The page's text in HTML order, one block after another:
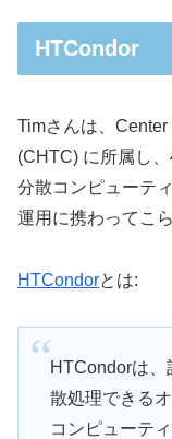
HTCondor
Timさんは、
(CHTC) に所属し
分散コンピューテ
運用に携わってこ
HTCondorとは:
HTCondorは
散処理できる
コンピューテ